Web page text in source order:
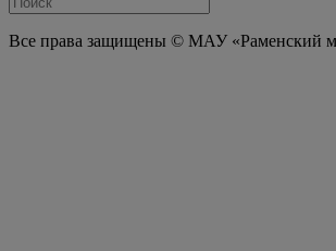
Все права защищены © МАУ «Раменский